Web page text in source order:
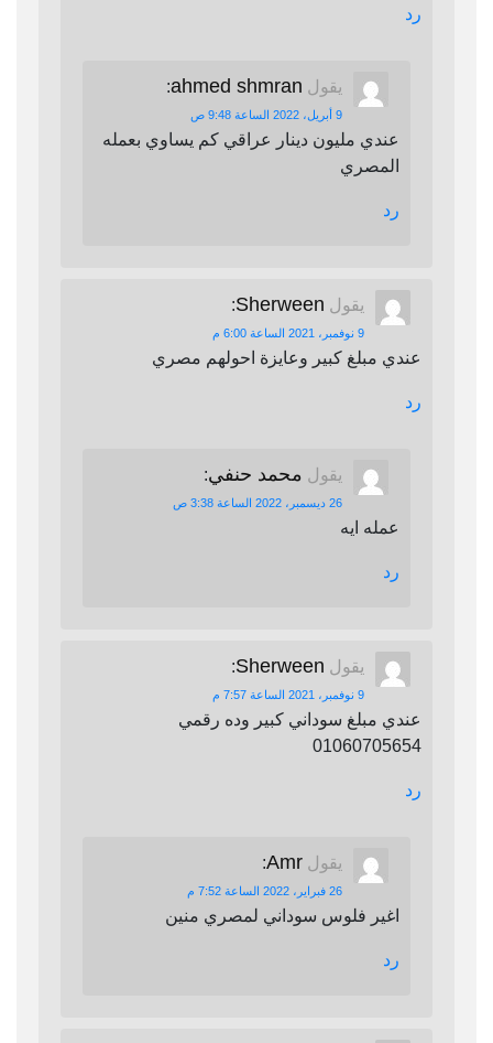
رد
يقول ahmed shmran
:
9 أبريل، 2022 الساعة 9:48 ص
عندي مليون دينار عراقي كم يساوي بعمله
المصري
رد
يقول Sherween
:
9 نوفمبر، 2021 الساعة 6:00 م
عندي مبلغ كبير وعايزة احولهم مصري
رد
يقول محمد حنفي:
26 ديسمبر، 2022 الساعة 3:38 ص
عمله ايه
رد
يقول Sherween
:
9 نوفمبر، 2021 الساعة 7:57 م
عندي مبلغ سوداني كبير وده رقمي
01060705654
رد
يقول Amr
:
26 فبراير، 2022 الساعة 7:52 م
اغير فلوس سوداني لمصري منين
رد